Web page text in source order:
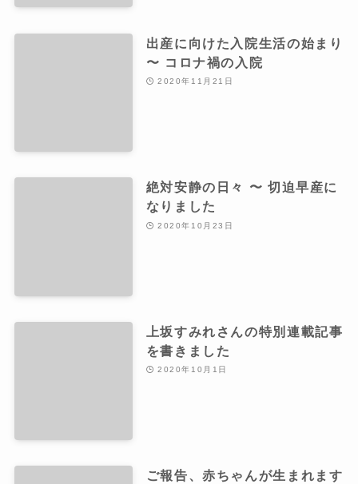
出産に向けた入院生活の始まり
〜 コロナ禍の入院
2020年11月21日
絶対安静の日々 〜 切迫早産に
なりました
2020年10月23日
上坂すみれさんの特別連載記事
を書きました
2020年10月1日
ご報告、赤ちゃんが生まれます